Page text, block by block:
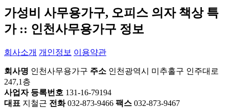
가성비 사무용가구, 오피스 의자 책상 특
가 :: 인천사무용가구 정보
회사소개 개인정보 이용약관
회사명 인천사무용가구 주소 인천광역시 미추홀구 인주대로
247,1층
사업자 등록번호 131-16-79194
대표 지철근 전화032-873-9466 팩스 032-873-9467